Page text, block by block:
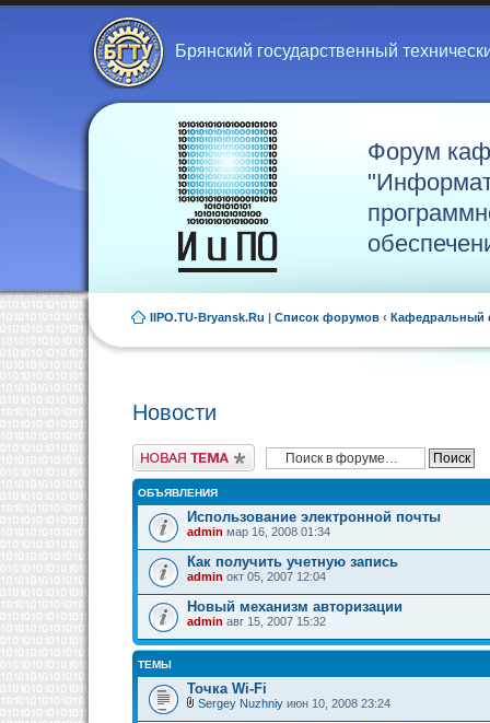
Брянский государственный
Форум
IIPO.TU-Bryansk.Ru | Список форумов ‹ Кафедральный
Новости
Новая тема
ОБЪЯВЛЕНИЯ
Использование электронной почты
admin мар 16, 2008 01:34
Как получить учетную запись
admin окт 05, 2007 12:04
Новый механизм авторизации
admin авг 15, 2007 15:32
ТЕМЫ
Точка Wi-Fi
Sergey Nuzhniy июн 10, 2008 23:24